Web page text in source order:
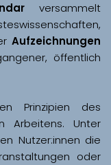
versammelt
Aufzeichnungen
öffentlich
Prinzipien des
Arbeitens. Unter
Nutzer:innen die
oder